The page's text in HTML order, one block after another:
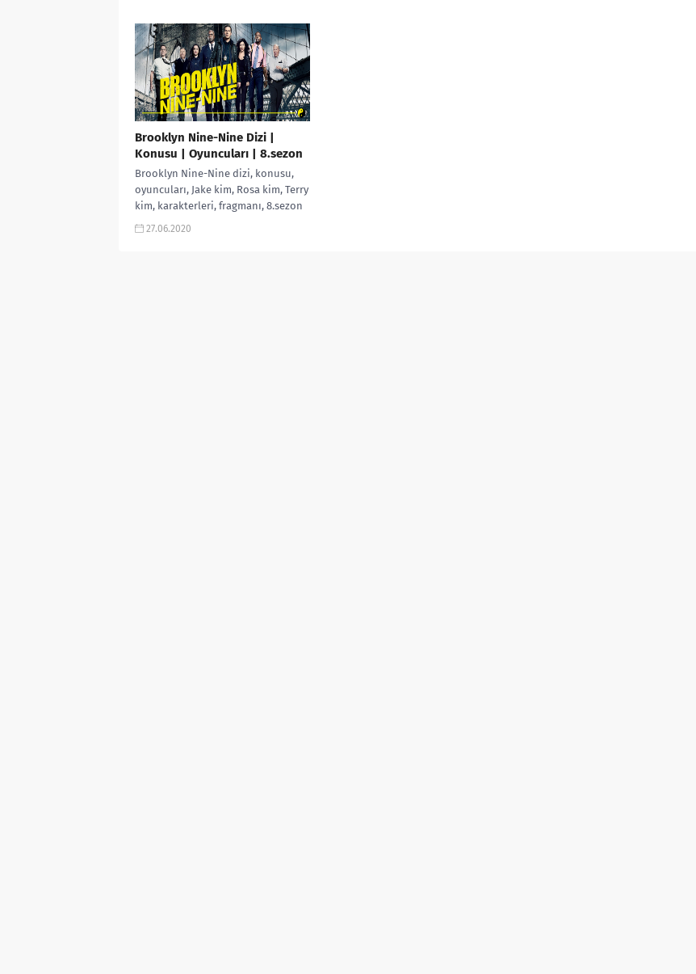
Brooklyn Nine-Nine Dizi |
Konusu | Oyuncuları | 8.sezon
Brooklyn Nine-Nine dizi, konusu,
oyuncuları, Jake kim, Rosa kim, Terry
kim, karakterleri, fragmanı, 8.sezon
ne zaman, İMDb puanı, izle, Netflix,...
27.06.2020